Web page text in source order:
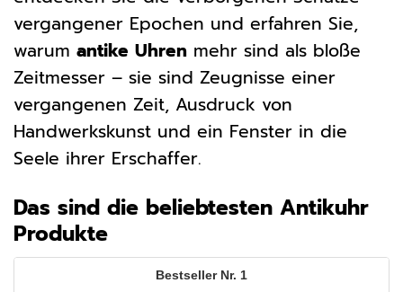
vergangener Epochen und erfahren Sie,
warum antike Uhren mehr sind als bloße
Zeitmesser – sie sind Zeugnisse einer
vergangenen Zeit, Ausdruck von
Handwerkskunst und ein Fenster in die
Seele ihrer Erschaffer.
Das sind die beliebtesten Antikuhr
Produkte
1